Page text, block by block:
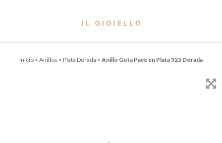
Inicio > Anillos > Plata Dorada > Anillo Gota Pavé en Plata 925 Dorada